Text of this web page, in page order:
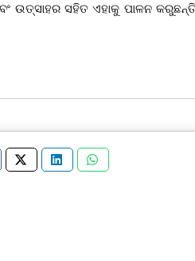
ଉତ୍ସାହର ସହିତ ଏହାକୁ ପାଳନ